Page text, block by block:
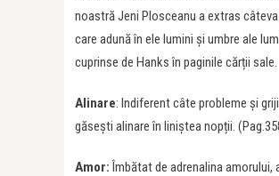
noastră Jeni Plosceanu a extras
care adună în ele lumini și umbre ale
cuprinse de Hanks în paginile cărții sale.
Alinare: Indiferent câte probleme și
găsești alinare în liniștea nopții.
Amor:Îmbătat de adrenalina amorului,